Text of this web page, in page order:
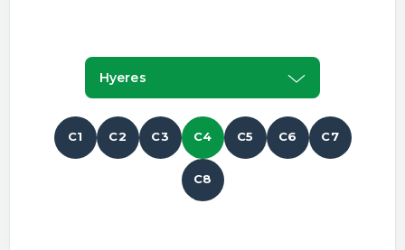
Hyeres
C1 C2 C3 C4 C5 C6 C7
C8